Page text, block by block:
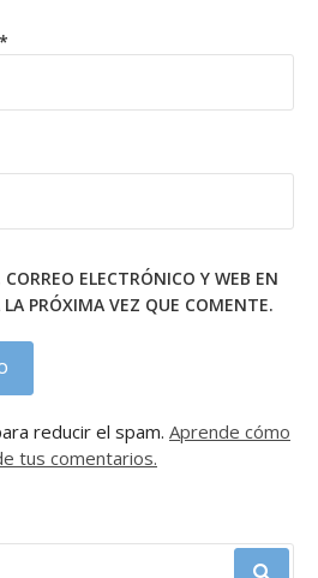
*
ELECTRÓNICO Y WEB EN
LA PRÓXIMA VEZ QUE COMENTE.
reducir el spam. Aprende cómo
tus comentarios.